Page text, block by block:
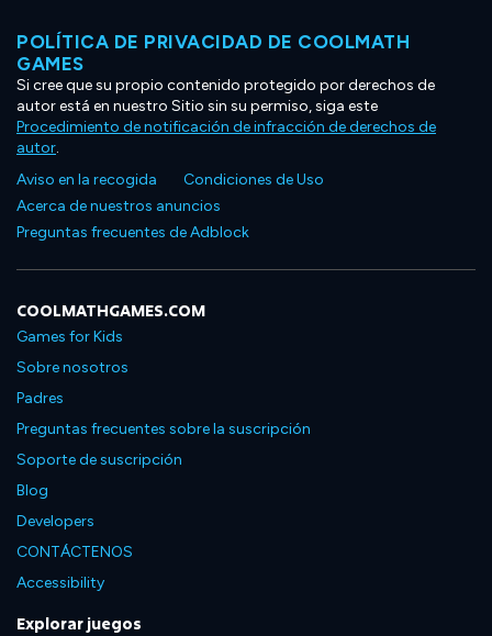
POLÍTICA DE PRIVACIDAD DE COOLMATH
GAMES
Si cree que su propio contenido protegido por derechos de
autor está en nuestro Sitio sin su permiso, siga este
Procedimiento de notificación de infracción de derechos de
autor.
Aviso en la recogida
Condiciones de Uso
Acerca de nuestros anuncios
Preguntas frecuentes de Adblock
COOLMATHGAMES.COM
Games for Kids
Sobre nosotros
Padres
Preguntas frecuentes sobre la suscripción
Soporte de suscripción
Blog
Developers
CONTÁCTENOS
Accessibility
Explorar juegos